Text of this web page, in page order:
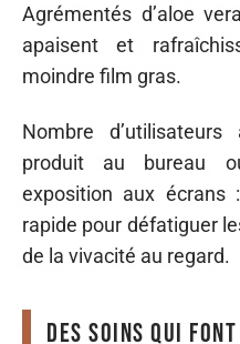
Agrémentés d’aloe
apaisent et
moindre film gras.
Nombre
produit au bureau
exposition aux écrans
rapide pour défatiguer
de la vivacité au regard.
Des soins qui